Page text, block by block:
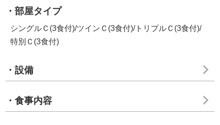
・部屋タイプ
シングルＣ(3食付)/ツインＣ(3食付)/トリプルＣ(3食付)/
特別Ｃ(3食付)
・設備
・食事内容